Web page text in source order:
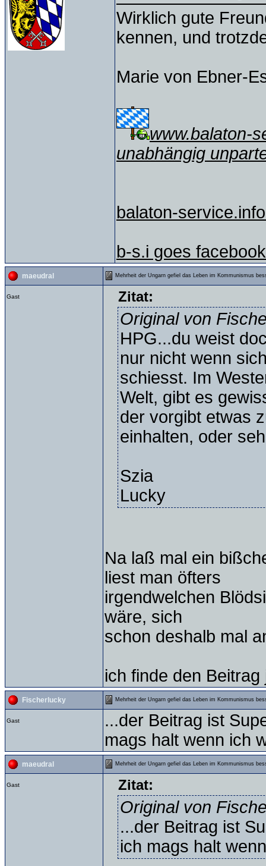
Wirklich gute
kennen, und
Marie von Ebner-
www.balaton-
unabhängig
balaton-
b-s.i goes facebook
maeudral Mehrheit der Ungarn gefiel das Leben im Kommunismus
Gast Zitat:
Original von
HPG...du weist
nur nicht wenn
schiesst. Im
Welt, gibt es
der vorgibt etwas
einhalten, oder
Szia
Lucky
Na laß mal ein
liest man öfters
irgendwelchen
wäre, sich
schon deshalb mal
ich finde den
Fischerlucky Mehrheit der Ungarn gefiel das Leben im Kommunismus
Gast
...der Beitrag ist
mags halt wenn ich
maeudral Mehrheit der Ungarn gefiel das Leben im Kommunismus
Gast Zitat:
Original von
...der Beitrag ist
ich mags halt